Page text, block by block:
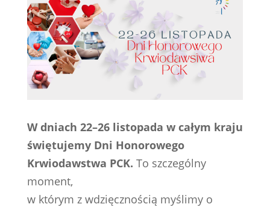
W dniach 22–26 listopada w całym kraju
świętujemy Dni Honorowego
Krwiodawstwa PCK. To szczególny
moment,
w którym z wdzięcznością myślimy o